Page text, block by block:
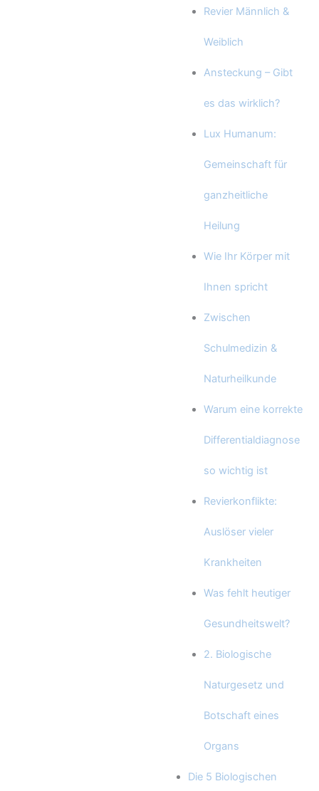
Revier Männlich &
Weiblich
Ansteckung – Gibt
es das wirklich?
Lux Humanum:
Gemeinschaft für
ganzheitliche
Heilung
Wie Ihr Körper mit
Ihnen spricht
Zwischen
Schulmedizin &
Naturheilkunde
Warum eine korrekte
Differentialdiagnose
so wichtig ist
Revierkonflikte:
Auslöser vieler
Krankheiten
Was fehlt heutiger
Gesundheitswelt?
2. Biologische
Naturgesetz und
Botschaft eines
Organs
Die 5 Biologischen